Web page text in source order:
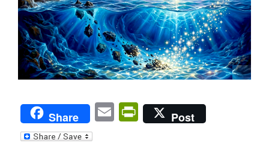
Share
E
P
ri
Post